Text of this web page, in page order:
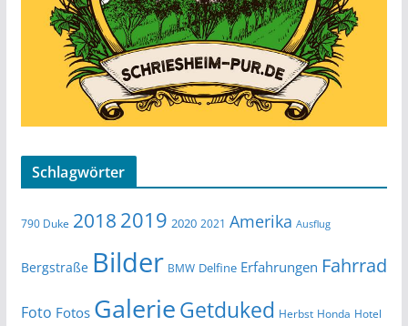
Schlagwörter
790 Duke 2018 2019 2020 2021 Amerika Ausflug
Bergstraße Bilder BMW Delfine Erfahrungen Fahrrad
Foto Fotos GalerieGetduked Herbst Honda Hotel